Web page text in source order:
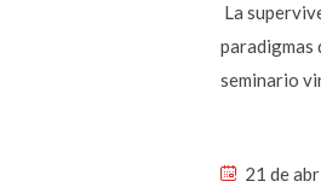
La
paradigmas
seminario
21 de